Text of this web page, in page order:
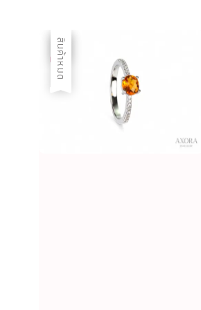
ลด
สินค้าหมด